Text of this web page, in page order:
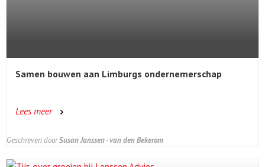
Samen bouwen aan Limburgs ondernemerschap
Lees meer
Geschreven doorSusan Janssen - van den Bekerom